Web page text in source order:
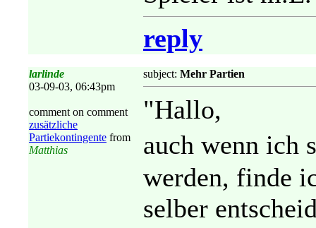
reply
larlinde
03-09-03, 06:43pm
comment on comment
zusätzliche
Partiekontingente from
Matthias
subject: Mehr Partien
"Hallo,
auch wenn ich
werden, finde
selber